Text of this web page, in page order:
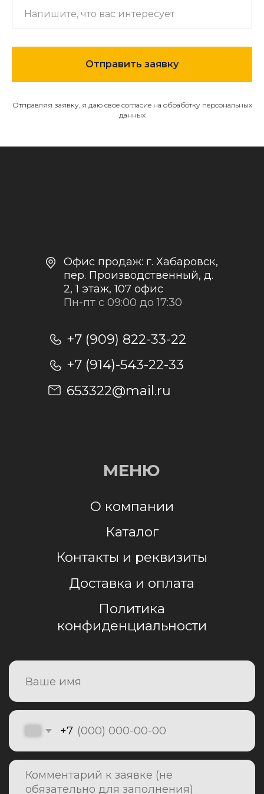
Отправить заявку
Отправляя заявку, я даю свое согласие на обработку персональных
данных
О компании
Доставка и оплата
конфиденциальности
Отправить заявку
обработку персональных данных